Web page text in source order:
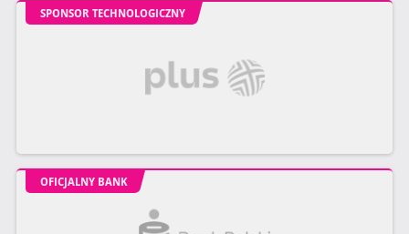
SPONSOR TECHNOLOGICZNY
OFICJALNY BANK